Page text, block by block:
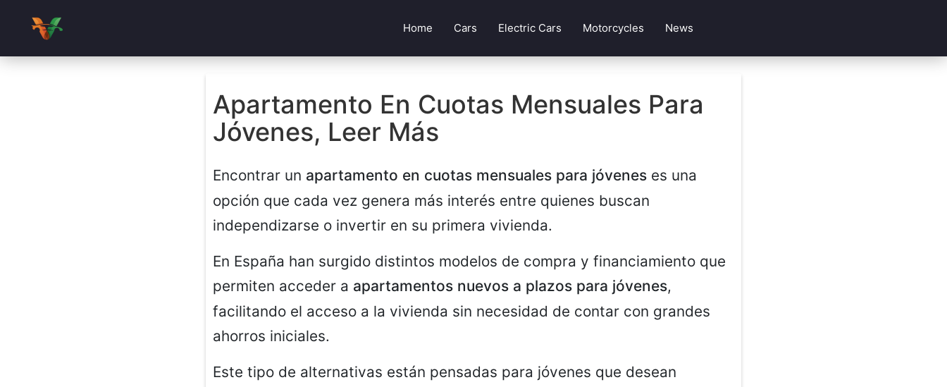
Home Cars Electric Cars Motorcycles News
Apartamento En Cuotas Mensuales Para
Jóvenes, Leer Más
Encontrar un apartamento en cuotas mensuales para jóvenes es una
opción que cada vez genera más interés entre quienes buscan
independizarse o invertir en su primera vivienda.
En España han surgido distintos modelos de compra y financiamiento que
permiten acceder a apartamentos nuevos a plazos para jóvenes,
facilitando el acceso a la vivienda sin necesidad de contar con grandes
ahorros iniciales.
Este tipo de alternativas están pensadas para jóvenes que desean